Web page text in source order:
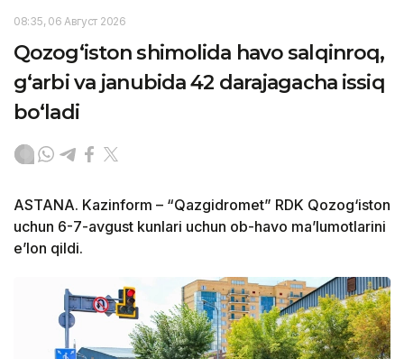
08:35, 06 Август 2026
Qozog‘iston shimolida havo salqinroq,
g‘arbi va janubida 42 darajagacha issiq
bo‘ladi
ASTANA. Kazinform – “Qazgidromet” RDK Qozog‘iston
uchun 6-7-avgust kunlari uchun ob-havo ma’lumotlarini
e’lon qildi.